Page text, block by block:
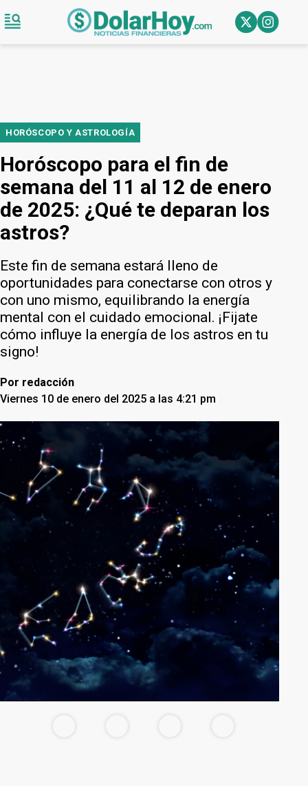
HORÓSCOPO Y ASTROLOGÍA
Horóscopo para el fin de
semana del 11 al 12 de enero
de 2025: ¿Qué te deparan los
astros?
Este fin de semana estará lleno de
oportunidades para conectarse con otros y
con uno mismo, equilibrando la energía
mental con el cuidado emocional. ¡Fijate
cómo influye la energía de los astros en tu
signo!
Por redacción
Viernes 10 de enero del 2025 a las 4:21 pm